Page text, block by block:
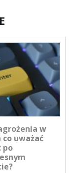
w
co uważać
po